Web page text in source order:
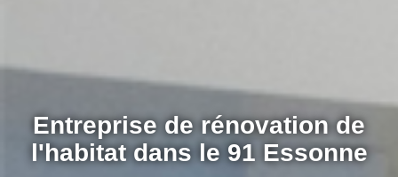
Entreprise de rénovation de
l'habitat dans le 91 Essonne